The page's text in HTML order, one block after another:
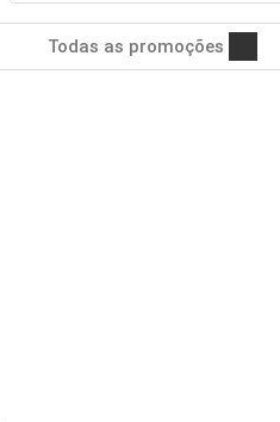
Todas as promoções